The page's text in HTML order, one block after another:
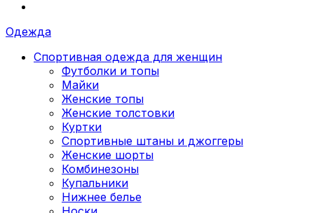
Одежда
Спортивная одежда для женщин
Футболки и топы
Майки
Женские топы
Женские толстовки
Куртки
Спортивные штаны и джоггеры
Женские шорты
Комбинезоны
Купальники
Нижнее белье